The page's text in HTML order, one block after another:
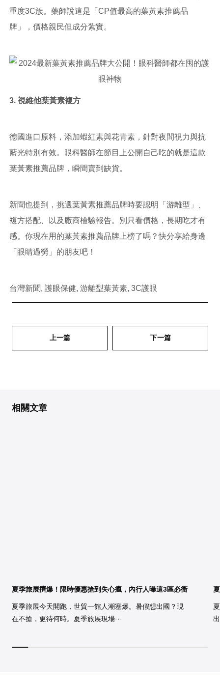
重度3C族。藥師說這是「CP值最高的葉黃素推薦品
牌」，價格親民但成分紮實。
3. 視維他葉黃素複方
德國進口原料，添加蝦紅素與花青素，針對夜間視力與抗
藍光特別有效。眼科醫師在節目上公開自己吃的就是這款
葉黃素推薦品牌，瞬間賣到缺貨。
新聞也提到，挑選葉黃素推薦品牌時要認明「游離型」、
複方搭配、以及廠商檢驗報告。別只看價格，長期吃才有
感。你現在用的葉黃素推薦品牌上榜了嗎？快分享給身邊
「眼睛過勞」的朋友吧！
台灣新聞, 護眼保健, 游離型葉黃素, 3C護眼
上一篇 下一篇
相關文章
夏季旅展擠爆！限時優惠搶到失心瘋，內行人曝這3區必衝
夏季旅展今天開跑，世貿一館人潮塞爆。暑假想出國？現
在不搶，更待何時。夏季旅展現場···